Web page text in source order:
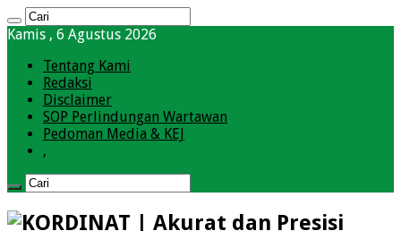
Kamis , 6 Agustus 2026
Tentang Kami
Redaksi
Disclaimer
SOP Perlindungan Wartawan
Pedoman Media & KEJ
,